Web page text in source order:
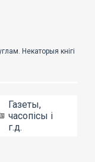
Газеты,
часопісы і
г.д.